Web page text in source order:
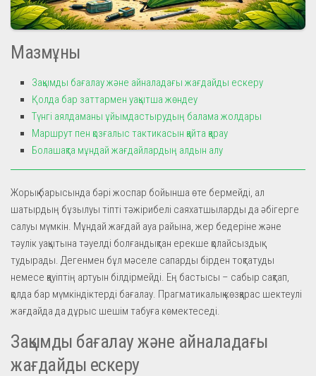
Мазмұны
Зақымды бағалау және айналадағы жағдайды ескеру
Қолда бар заттармен уақытша жөндеу
Түнгі аялдаманы ұйымдастырудың балама жолдары
Маршрут пен қозғалыс тактикасын қайта қарау
Болашақта мұндай жағдайлардың алдын алу
Жорық барысында бәрі жоспар бойынша өте бермейді, ал
шатырдың бұзылуы тіпті тәжірибелі саяхатшыларды да әбігерге
салуы мүмкін. Мұндай жағдай ауа райына, жер бедеріне және
тәулік уақытына тәуелді болғандықтан ерекше қолайсыздық
тудырады. Дегенмен бұл мәселе сапарды бірден тоқтатуды
немесе қауіптің артуын білдірмейді. Ең бастысы – сабыр сақтап,
қолда бар мүмкіндіктерді бағалау. Прагматикалық көзқарас шектеулі
жағдайда да дұрыс шешім табуға көмектеседі.
Зақымды бағалау және айналадағы
жағдайды ескеру